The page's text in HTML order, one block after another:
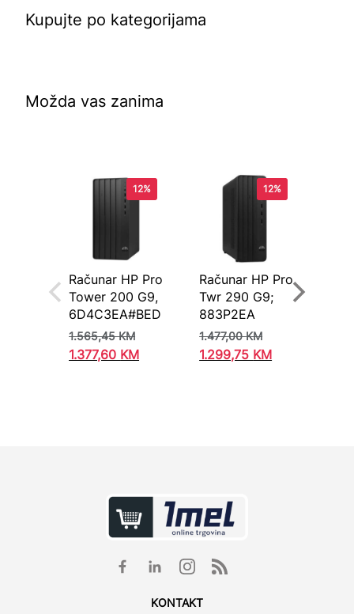
Kupujte po kategorijama
Možda vas zanima
12%
Računar HP Pro
Tower 200 G9,
6D4C3EA#BED
1.565,45KM
1.377,60 KM
12%
Računar HP Pro
Twr 290 G9;
883P2EA
1.477,00KM
1.299,75 KM
KONTAKT